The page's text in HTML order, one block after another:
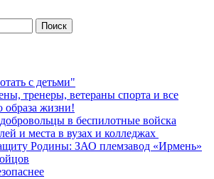
с детьми"
тренеры, ветераны спорта и все
образа жизни!
в беспилотные войска
и места в вузах и колледжах
Родины: ЗАО племзавод «Ирмень»